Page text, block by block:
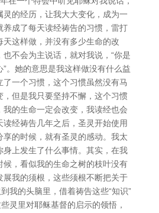
灵的经历，让我大大变化，成为一
养成了每天读经祷告的习惯，雷打
这样做，并没有多少生命的改
不会为主说话，就对我说，“你是
。她的意思是我这样做没有什么益
一个习惯，这个习惯虽然没有马
，但是我只要坚持不懈，这个习惯
的生命一定会改变，我读经也会
经祷告几年之后，圣灵开始使用
的时候，就有圣灵的感动。我太
身上发生了什么事情。其实，在我
候，看似我的生命之树的枝叶没有
展我的须根，这些须根不断把关于
我的头脑里，借着祷告这些“知识”
灵里对耶稣基督的启示的领悟，